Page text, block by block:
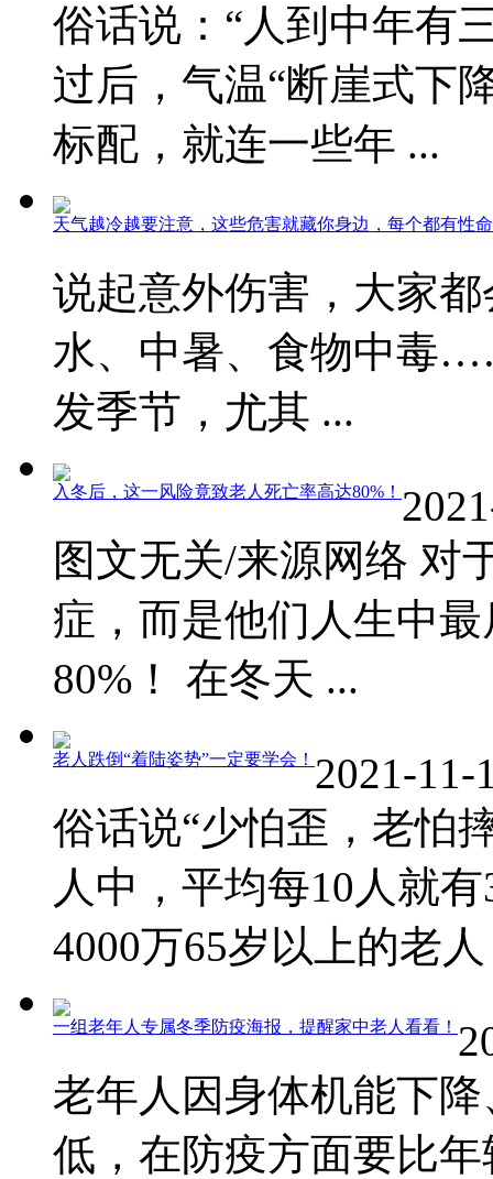
俗话说：“人到中年有
过后，气温“断崖式下
标配，就连一些年 ...
天气越冷越要注意，这些危害就藏你身边，每个都有性
说起意外伤害，大家
水、中暑、食物中毒
发季节，尤其 ...
入冬后，这一风险竟致老人死亡率高达80%！
图文无关/来源网络 对
症，而是他们人生中
80%！ 在冬天 ...
老人跌倒“着陆姿势”一定要学会！ 2021-11-
俗话说“少怕歪，老怕
人中，平均每10人就
4000万65岁以上的老人
一组老年人专属冬季防疫海报，提醒家中老人看看！
老年人因身体机能下
低，在防疫方面要比